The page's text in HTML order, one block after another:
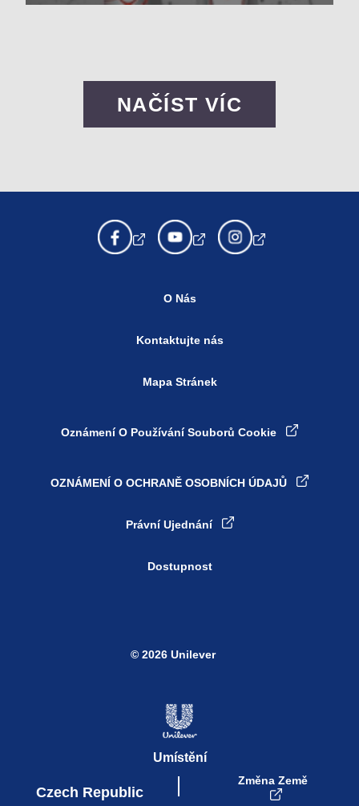
NAČÍST VÍC
O Nás
Kontaktujte nás
Mapa Stránek
Oznámení O Používání Souborů Cookie
OZNÁMENÍ O OCHRANĚ OSOBNÍCH ÚDAJŮ
Nastavení souborů cookie
Právní Ujednání
Umístění